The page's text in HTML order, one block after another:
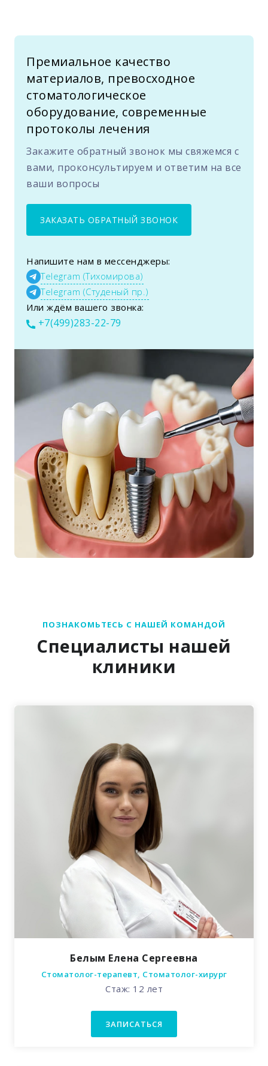
Премиальное качество
материалов, превосходное
стоматологическое
оборудование, современные
протоколы лечения
Закажите обратный звонок мы свяжемся с
вами, проконсультируем и ответим на все
ваши вопросы
ЗАКАЗАТЬ ОБРАТНЫЙ ЗВОНОК
Напишите нам в мессенджеры:
Telegram (Тихомирова)
Telegram (Студеный пр.)
Или ждём вашего звонка:
+7(499)283-22-79
ПОЗНАКОМЬТЕСЬ С НАШЕЙ КОМАНДОЙ
Специалисты нашей
клиники
Белым Елена Сергеевна
Стоматолог-терапевт, Стоматолог-хирург
Стаж: 12 лет
ЗАПИСАТЬСЯ